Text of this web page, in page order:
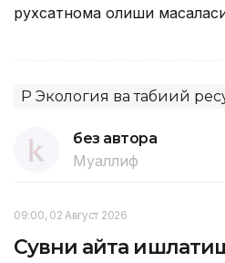
рухсатнома олиши
ҚР Экология ва табиий
без автора
Муаллиф
09:00, 02 Август 2026
Сувни қайта